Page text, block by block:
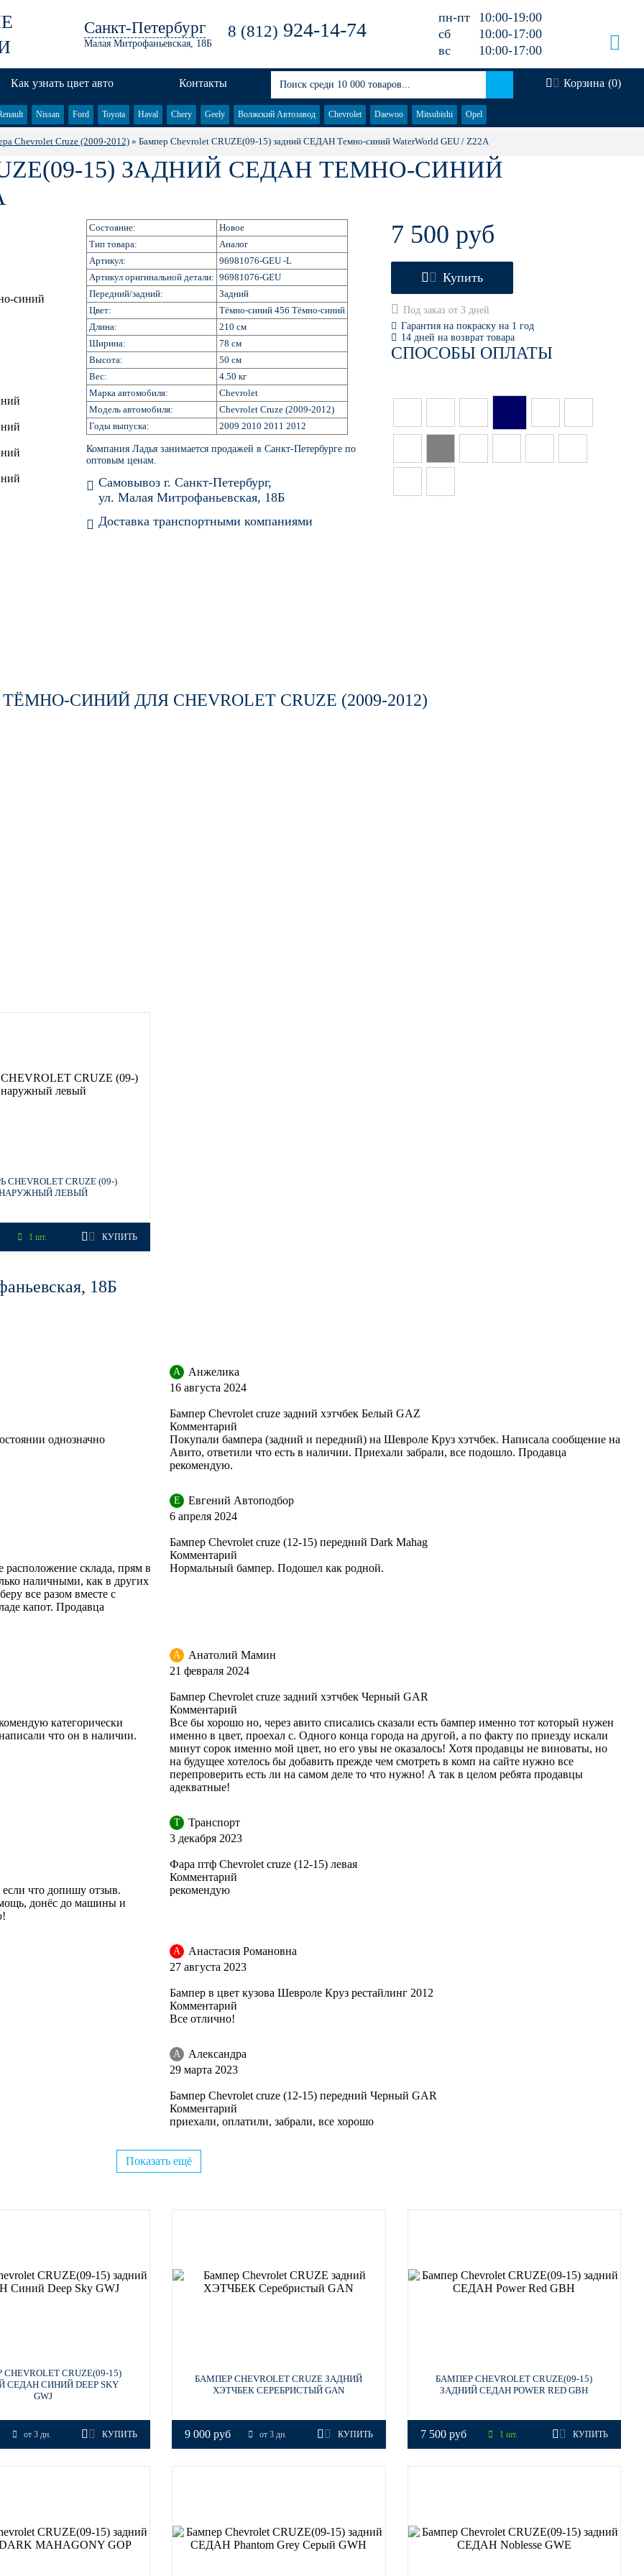
Санкт-Петербург
Малая Митрофаньевская, 18Б
8 (812) 924-14-74
пн-пт
10:00-19:00
сб
10:00-17:00
вс
10:00-17:00
Как узнать цвет авто Контакты Корзина (0)
Nissan Ford Toyota Haval Chery Geely Волжский Автозавод Chevrolet Daewoo Mitsubishi Opel
Chevrolet Cruze (2009-2012) » Бампер Chevrolet CRUZE(09-15) задний СЕДАН Темно-синий WaterWorld GEU / Z22A
15) ЗАДНИЙ СЕДАН ТЕМНО-СИНИЙ
Состояние:
Новое
Тип товара:
Аналог
Артикул:
96981076-GEU -L
Артикул оригинальной детали: 96981076-GEU
Передний/задний:
Задний
Цвет:
Тёмно-синий 456 Тёмно-синий
Длина:
210 см
Ширина:
78 см
Высота:
50 см
Вес:
4.50 кг
Марка автомобиля:
Chevrolet
Модель автомобиля:
Chevrolet Cruze (2009-2012)
Годы выпуска:
2009 2010 2011 2012
Компания Ладья занимается продажей в Санкт-Петербурге по
оптовым ценам.
Самовывоз г. Санкт-Петербург,
ул. Малая Митрофаньевская, 18Б
Доставка транспортными компаниями
7 500 руб
Купить
Под заказ от 3 дней
Гарантия на покраску на 1 год
14 дней на возврат товара
СПОСОБЫ ОПЛАТЫ
ТЁМНО-СИНИЙ ДЛЯ CHEVROLET CRUZE (2009-2012)
CHEVROLET CRUZE (09-)
ЛЕВЫЙ
1 шт. КУПИТЬ
18Б
однозначно
А
Анжелика
16 августа 2024
Бампер Chevrolet cruze задний хэтчбек Белый GAZ
Комментарий
Покупали бампера (задний и передний) на Шевроле Круз хэтчбек. Написала сообщение на
Авито, ответили что есть в наличии. Приехали забрали, все подошло. Продавца
рекомендую.
склада, прям в
наличными, как в других
все разом вместе с
капот. Продавца
Е
Евгений Автоподбор
6 апреля 2024
Бампер Chevrolet cruze (12-15) передний Dark Mahag
Комментарий
Нормальный бампер. Подошел как родной.
категорически
что он в наличии.
А
Анатолий Мамин
21 февраля 2024
Бампер Chevrolet cruze задний хэтчбек Черный GAR
Комментарий
Все бы хорошо но, через авито списались сказали есть бампер именно тот который нужен
именно в цвет, проехал с. Одного конца города на другой, а по факту по приезду искали
минут сорок именно мой цвет, но его увы не оказалось! Хотя продавцы не виноваты, но
на будущее хотелось бы добавить прежде чем смотреть в комп на сайте нужно все
перепроверить есть ли на самом деле то что нужно! А так в целом ребята продавцы
адекватные!
что допишу отзыв.
донёс до машины и
Т
Транспорт
3 декабря 2023
Фара птф Chevrolet cruze (12-15) левая
Комментарий
рекомендую
А
Анастасия Романовна
27 августа 2023
Бампер в цвет кузова Шевроле Круз рестайлинг 2012
Комментарий
Все отлично!
А
Александра
29 марта 2023
Бампер Chevrolet cruze (12-15) передний Черный GAR
Комментарий
приехали, оплатили, забрали, все хорошо
Показать ещё
CRUZE(09-15)
СЕДАН СИНИЙ DEEP SKY
GWJ
от 3 дн. КУПИТЬ
БАМПЕР CHEVROLET CRUZE ЗАДНИЙ
ХЭТЧБЕК СЕРЕБРИСТЫЙ GAN
9 000 руб от 3 дн. КУПИТЬ
БАМПЕР CHEVROLET CRUZE(09-15)
ЗАДНИЙ СЕДАН POWER RED GBH
7 500 руб 1 шт. КУПИТЬ